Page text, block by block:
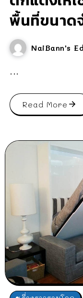
พื้นที่ขนาด
NaiBann's
...
Read More